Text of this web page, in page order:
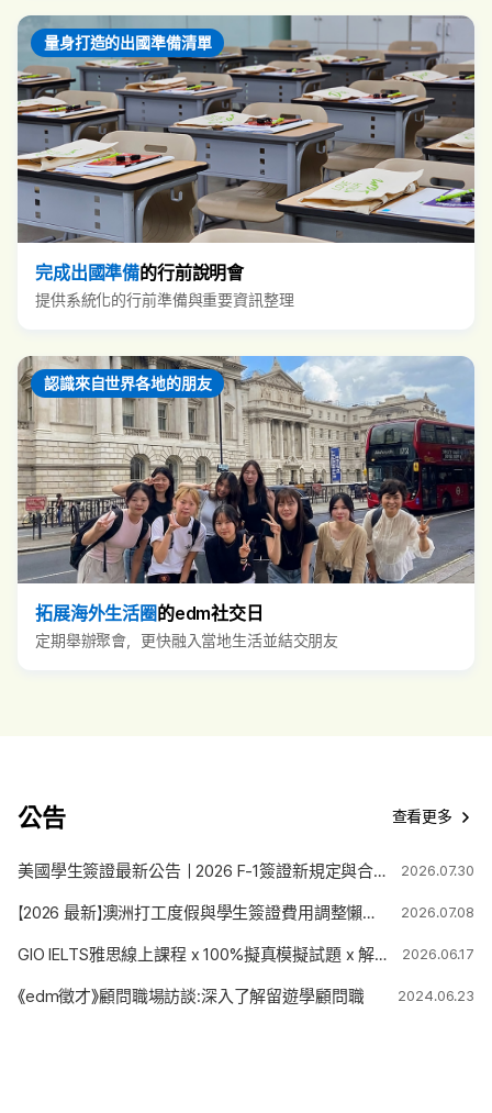
量身打造的出國準備清單
完成出國準備的行前說明會
提供系統化的行前準備與重要資訊整理
認識來自世界各地的朋友
拓展海外生活圈的edm社交日
定期舉辦聚會，更快融入當地生活並結交朋友
公告 查看更多
美國學生簽證最新公告｜2026 F-1簽證新規定與合法停留期限變更解析 2026.07.30
【2026 最新】澳洲打工度假與學生簽證費用調整懶人包 2026.07.08
GIO IELTS雅思線上課程 x 100%擬真模擬試題 x 解題技巧 2026.06.17
《edm徵才》顧問職場訪談:深入了解留遊學顧問職 2024.06.23